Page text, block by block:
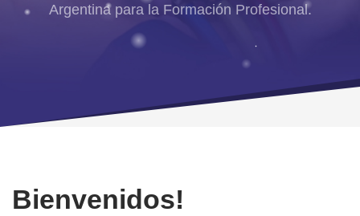
Argentina para la Formación Profesional.
Bienvenidos!